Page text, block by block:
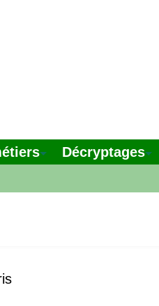
Décryptages